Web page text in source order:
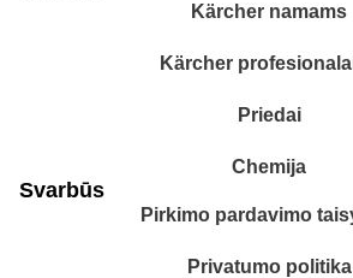
Kärcher namams
Kärcher
Priedai
Chemija
Svarbūs
Pirkimo pardavimo
Privatumo politika